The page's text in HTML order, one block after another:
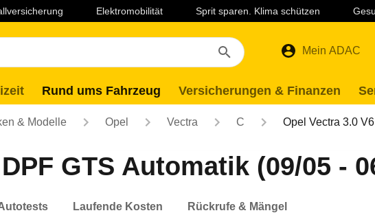
Elektromobilität Sprit sparen. Klima schützen
Mein ADAC
Rund ums Fahrzeug Versicherungen & Finanzen
& Modelle Opel Vectra C Opel Vectra 3.0
GTS Automatik (09/05 -
Laufende Kosten Rückrufe & Mängel